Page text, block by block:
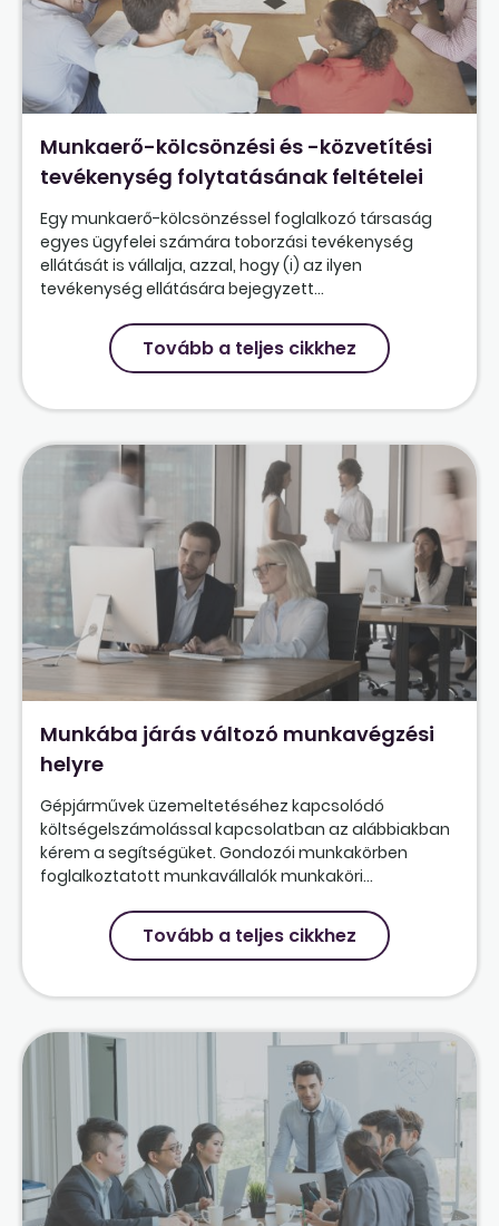
Munkaerő-kölcsönzési és -közvetítési
tevékenység folytatásának feltételei
Egy munkaerő-kölcsönzéssel foglalkozó társaság
egyes ügyfelei számára toborzási tevékenység
ellátását is vállalja, azzal, hogy (i) az ilyen
tevékenység ellátására bejegyzett...
Tovább a teljes cikkhez
Munkába járás változó munkavégzési
helyre
Gépjárművek üzemeltetéséhez kapcsolódó
költségelszámolással kapcsolatban az alábbiakban
kérem a segítségüket. Gondozói munkakörben
foglalkoztatott munkavállalók munkaköri...
Tovább a teljes cikkhez